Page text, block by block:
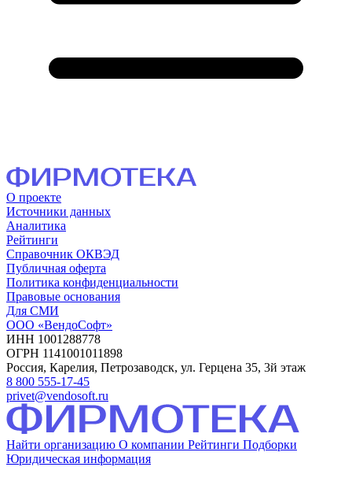
О проекте
Источники данных
Аналитика
Рейтинги
Справочник ОКВЭД
Публичная оферта
Политика конфиденциальности
Правовые основания
Для СМИ
ООО «ВендоСофт»
ИНН 1001288778
ОГРН 1141001011898
Россия, Карелия, Петрозаводск, ул. Герцена 35, 3й этаж
8 800 555-17-45
privet@vendosoft.ru
Найти организацию О компании Рейтинги Подборки
Юридическая информация